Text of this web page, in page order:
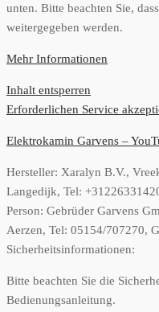
unten. Bitte beachten Sie,
weitergegeben werden.
Mehr Informationen
Inhalt entsperren
Erforderlichen Service
Elektrokamin Garvens –
Hersteller: Xaralyn B.V.,
Langedijk, Tel:
Person: Gebrüder Garvens
Aerzen, Tel: 05154/707270,
Sicherheitsinformationen:
Bitte beachten Sie die
Bedienungsanleitung.